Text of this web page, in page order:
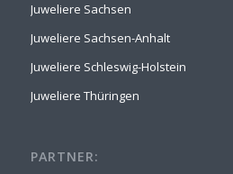
Juweliere Sachsen
Juweliere Sachsen-Anhalt
Juweliere Schleswig-Holstein
Juweliere Thüringen
PARTNER: